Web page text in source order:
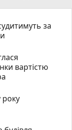
за
вартістю